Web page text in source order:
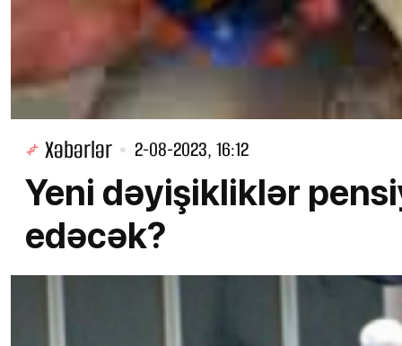
Xəbərlər 2-08-2023, 16:12
Yeni dəyişikliklər
edəcək?